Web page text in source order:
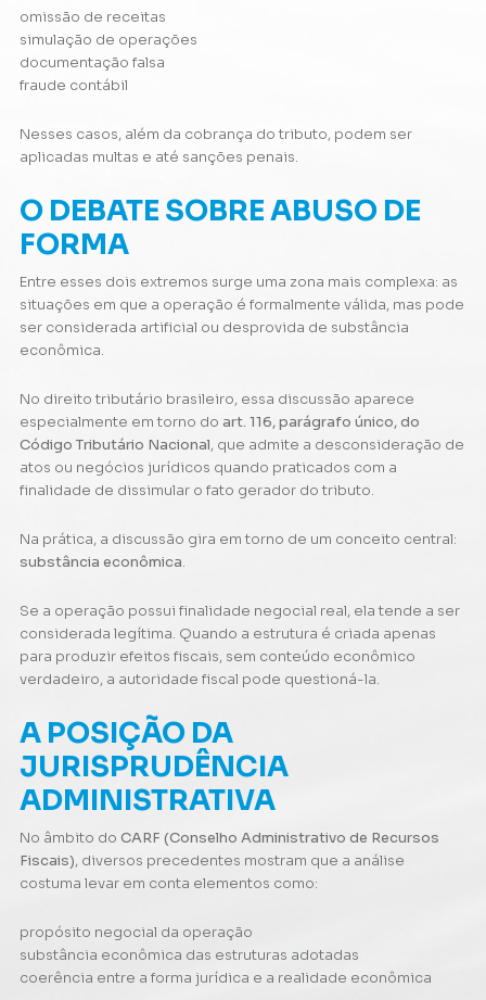
omissão de receitas
simulação de operações
documentação falsa
fraude contábil
Nesses casos, além da cobrança do tributo, podem ser
aplicadas multas e até sanções penais.
O DEBATE SOBRE ABUSO DE
FORMA
Entre esses dois extremos surge uma zona mais complexa: as
situações em que a operação é formalmente válida, mas pode
ser considerada artificial ou desprovida de substância
econômica.
No direito tributário brasileiro, essa discussão aparece
especialmente em torno do art. 116, parágrafo único, do
Código Tributário Nacional, que admite a desconsideração de
atos ou negócios jurídicos quando praticados com a
finalidade de dissimular o fato gerador do tributo.
Na prática, a discussão gira em torno de um conceito central:
substância econômica.
Se a operação possui finalidade negocial real, ela tende a ser
considerada legítima. Quando a estrutura é criada apenas
para produzir efeitos fiscais, sem conteúdo econômico
verdadeiro, a autoridade fiscal pode questioná-la.
A POSIÇÃO DA
JURISPRUDÊNCIA
ADMINISTRATIVA
No âmbito do CARF (Conselho Administrativo de Recursos
Fiscais), diversos precedentes mostram que a análise
costuma levar em conta elementos como:
propósito negocial da operação
substância econômica das estruturas adotadas
coerência entre a forma jurídica e a realidade econômica